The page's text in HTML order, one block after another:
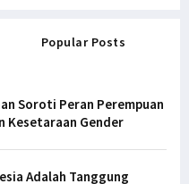
Popular Posts
Soroti Peran Perempuan
Kesetaraan Gender
Adalah Tanggung